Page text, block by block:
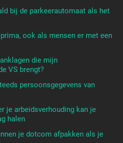
bij de parkeerautomaat als het
ook als mensen er met een
die mijn
VS brengt?
persoonsgegevens van
je arbeidsverhouding kan je
halen
je dotcom afpakken als je